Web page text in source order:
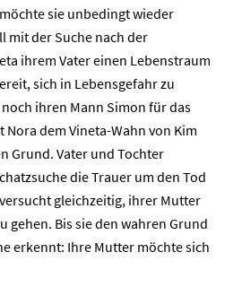
sie unbedingt wieder
mit der Suche nach der
ihrem Vater einen Lebenstraum
sich in Lebensgefahr zu
ihren Mann Simon für das
dem Vineta-Wahn von Kim
Grund. Vater und Tochter
die Trauer um den Tod
gleichzeitig, ihrer Mutter
gehen. Bis sie den wahren Grund
erkennt: Ihre Mutter möchte sich